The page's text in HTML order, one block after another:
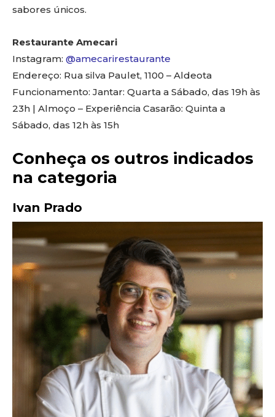
sabores únicos.
Restaurante Amecari
Instagram: @amecarirestaurante
Endereço: Rua silva Paulet, 1100 – Aldeota
Funcionamento: Jantar: Quarta a Sábado, das 19h às
23h | Almoço – Experiência Casarão: Quinta a
Sábado, das 12h às 15h
Conheça os outros indicados
na categoria
Ivan Prado